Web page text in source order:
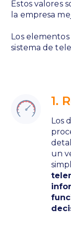
Estos valores
la empresa
Los
sistema de
1.
Los
un